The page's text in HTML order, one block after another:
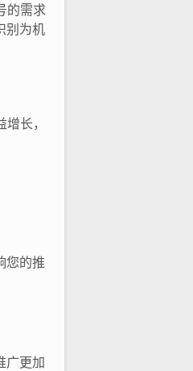
的需求
别为机
长，
您的推
广更加